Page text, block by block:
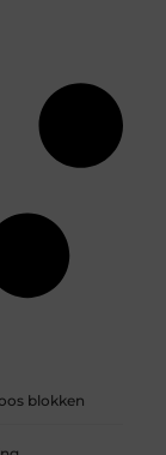
blokken